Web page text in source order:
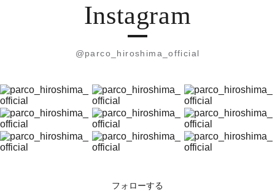
Instagram
@parco_hiroshima_official
フォローする